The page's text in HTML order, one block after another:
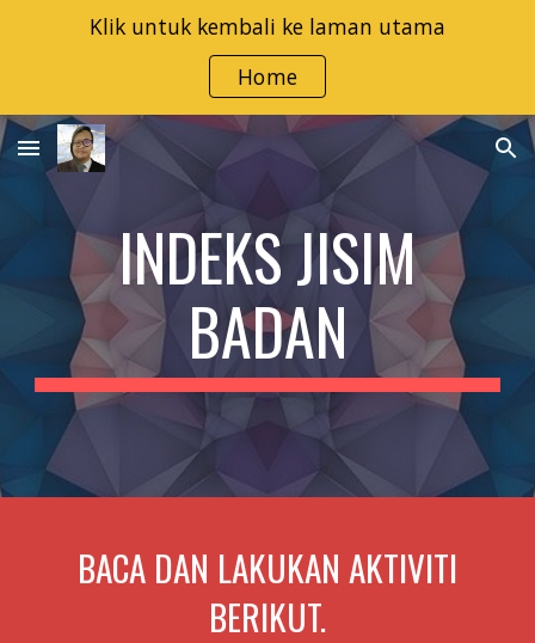
Klik untuk kembali ke laman utama
Home
INDEKS JISIM
BADAN
BACA DAN LAKUKAN AKTIVITI
BERIKUT.